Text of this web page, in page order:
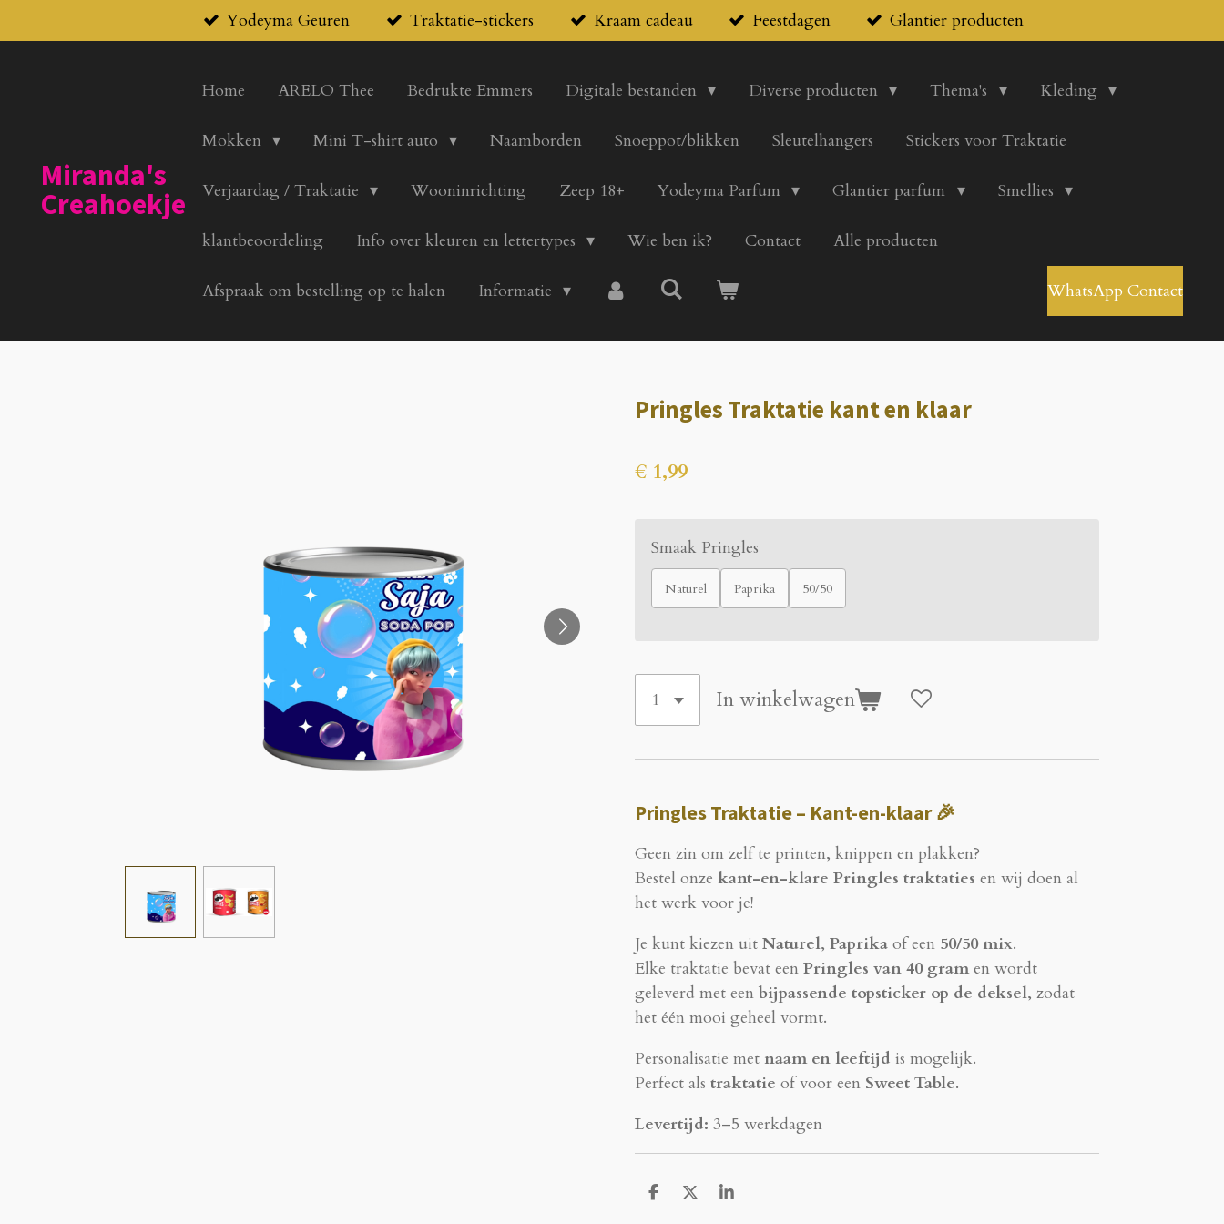
direct
Yodeyma Geuren Traktatie-stickers Kraam cadeau Feestdagen Glantier producten
Miranda's
Creahoekje
Home ARELO Thee Bedrukte Emmers Digitale bestanden Diverse producten Thema's Kleding
Mokken Mini T-shirt auto Naamborden Snoeppot/blikken Sleutelhangers Stickers voor Traktatie
Verjaardag / Traktatie Wooninrichting Zeep 18+ Yodeyma Parfum Glantier parfum Smellies
klantbeoordeling Info over kleuren en lettertypes Wie ben ik? Contact Alle producten
Afspraak om bestelling op te halen Informatie WhatsApp Contact
Pringles Traktatie kant en klaar
€ 1,99
Smaak Pringles
Naturel Paprika 50/50
In winkelwagen
Pringles Traktatie – Kant-en-klaar 🎉
Geen zin om zelf te printen, knippen en plakken?
Bestel onze kant-en-klare Pringles traktaties en wij doen al
het werk voor je!
Je kunt kiezen uit Naturel, Paprika of een 50/50 mix.
Elke traktatie bevat een Pringles van 40 gramen wordt
geleverd met een bijpassende topsticker op de deksel, zodat
het één mooi geheel vormt.
Personalisatie met naam en leeftijd is mogelijk.
Perfect als traktatie of voor een Sweet Table.
Levertijd: 3–5 werkdagen
D
D
S